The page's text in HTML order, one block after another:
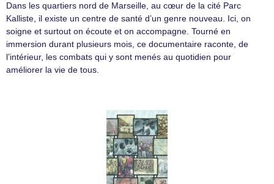
Dans les quartiers nord de Marseille, au cœur de la cité Parc
Kalliste, il existe un centre de santé d’un genre nouveau. Ici, on
soigne et surtout on écoute et on accompagne. Tourné en
immersion durant plusieurs mois, ce documentaire raconte, de
l’intérieur, les combats qui y sont menés au quotidien pour
améliorer la vie de tous.